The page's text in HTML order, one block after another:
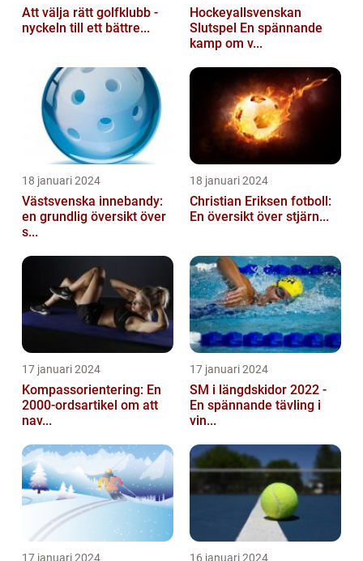
Att välja rätt golfklubb -
nyckeln till ett bättre...
Hockeyallsvenskan
Slutspel En spännande
kamp om v...
18 januari 2024
Västsvenska innebandy:
en grundlig översikt över
s...
18 januari 2024
Christian Eriksen fotboll:
En översikt över stjärn...
17 januari 2024
Kompassorientering: En
2000-ordsartikel om att
nav...
17 januari 2024
SM i längdskidor 2022 -
En spännande tävling i
vin...
17 januari 2024 16 januari 2024